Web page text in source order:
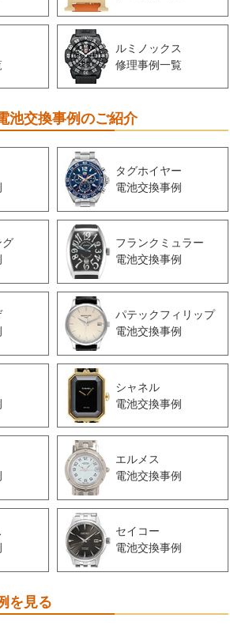
ルミノックス
修理事例一覧
池交換事例のご紹介
タグホイヤー
電池交換事例
グ
フランクミュラー
電池交換事例
パテックフィリップ
電池交換事例
シャネル
電池交換事例
エルメス
電池交換事例
セイコー
電池交換事例
を見る